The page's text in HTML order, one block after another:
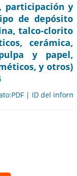
participación y
de depósito
talco-clorito
cerámica,
y papel,
y otros)
| ID del